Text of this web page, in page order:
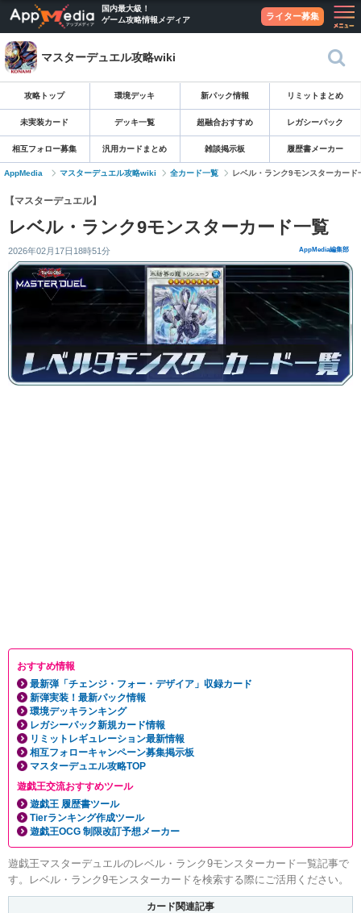
国内最大級！
ゲーム攻略情報メディア
ライター募集
マスターデュエル攻略wiki
攻略トップ 環境デッキ 新パック情報 リミットまとめ
未実装カード デッキ一覧 超融合おすすめ レガシーパック
相互フォロー募集 汎用カードまとめ 雑談掲示板 履歴書メーカー
AppMedia マスターデュエル攻略wiki 全カード一覧 レベル・ランク9モンスターカード
【マスターデュエル】
レベル・ランク9モンスターカード一覧
2026年02月17日18時51分 AppMedia編集部
おすすめ情報
最新弾「チェンジ・フォー・デザイア」収録カード
新弾実装！最新パック情報
環境デッキランキング
レガシーパック新規カード情報
リミットレギュレーション最新情報
相互フォローキャンペーン募集掲示板
マスターデュエル攻略TOP
遊戯王交流おすすめツール
遊戯王 履歴書ツール
Tierランキング作成ツール
遊戯王OCG 制限改訂予想メーカー
遊戯王マスターデュエルのレベル・ランク9モンスターカード一覧記事で
す。レベル・ランク9モンスターカードを検索する際にご活用ください。
カード関連記事